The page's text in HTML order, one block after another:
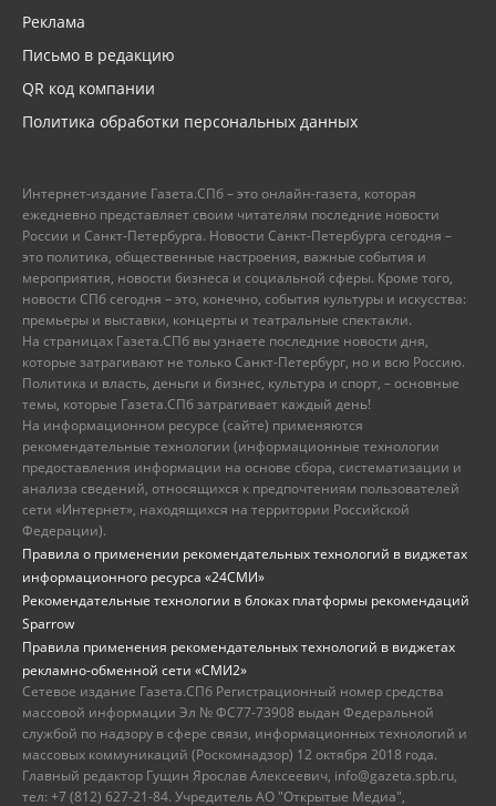
Реклама
Письмо в редакцию
QR код компании
Политика обработки персональных данных
Интернет-издание Газета.СПб – это онлайн-газета, которая
ежедневно представляет своим читателям последние новости
России и Санкт-Петербурга. Новости Санкт-Петербурга сегодня –
это политика, общественные настроения, важные события и
мероприятия, новости бизнеса и социальной сферы. Кроме того,
новости СПб сегодня – это, конечно, события культуры и искусства:
премьеры и выставки, концерты и театральные спектакли.
На страницах Газета.СПб вы узнаете последние новости дня,
которые затрагивают не только Санкт-Петербург, но и всю Россию.
Политика и власть, деньги и бизнес, культура и спорт, – основные
темы, которые Газета.СПб затрагивает каждый день!
На информационном ресурсе (сайте) применяются
рекомендательные технологии (информационные технологии
предоставления информации на основе сбора, систематизации и
анализа сведений, относящихся к предпочтениям пользователей
сети «Интернет», находящихся на территории Российской
Федерации).
Правила о применении рекомендательных технологий в виджетах
информационного ресурса «24СМИ»
Рекомендательные технологии в блоках платформы рекомендаций
Sparrow
Правила применения рекомендательных технологий в виджетах
рекламно-обменной сети «СМИ2»
Сетевое издание Газета.СПб Регистрационный номер средства
массовой информации Эл № ФС77-73908 выдан Федеральной
службой по надзору в сфере связи, информационных технологий и
массовых коммуникаций (Роскомнадзор) 12 октября 2018 года.
Главный редактор Гущин Ярослав Алексеевич, info@gazeta.spb.ru,
тел: +7 (812) 627-21-84. Учредитель АО "Открытые Медиа",